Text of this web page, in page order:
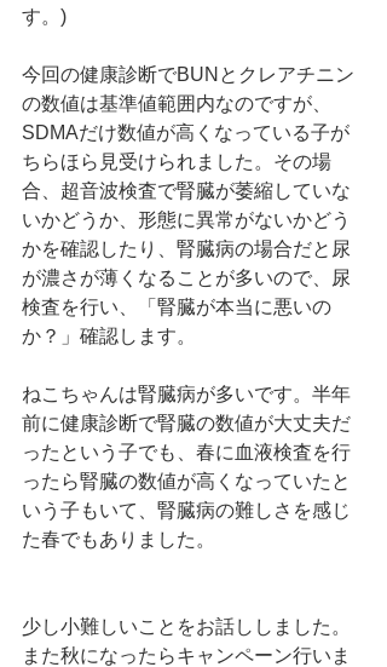
す。)
今回の健康診断でBUNとクレアチニン
の数値は基準値範囲内なのですが、
SDMAだけ数値が高くなっている子が
ちらほら見受けられました。その場
合、超音波検査で腎臓が萎縮していな
いかどうか、形態に異常がないかどう
かを確認したり、腎臓病の場合だと尿
が濃さが薄くなることが多いので、尿
検査を行い、「腎臓が本当に悪いの
か？」確認します。
ねこちゃんは腎臓病が多いです。半年
前に健康診断で腎臓の数値が大丈夫だ
ったという子でも、春に血液検査を行
ったら腎臓の数値が高くなっていたと
いう子もいて、腎臓病の難しさを感じ
た春でもありました。
少し小難しいことをお話ししました。
また秋になったらキャンペーン行いま